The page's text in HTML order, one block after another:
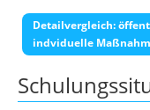
Detailvergleich:
indviduelle